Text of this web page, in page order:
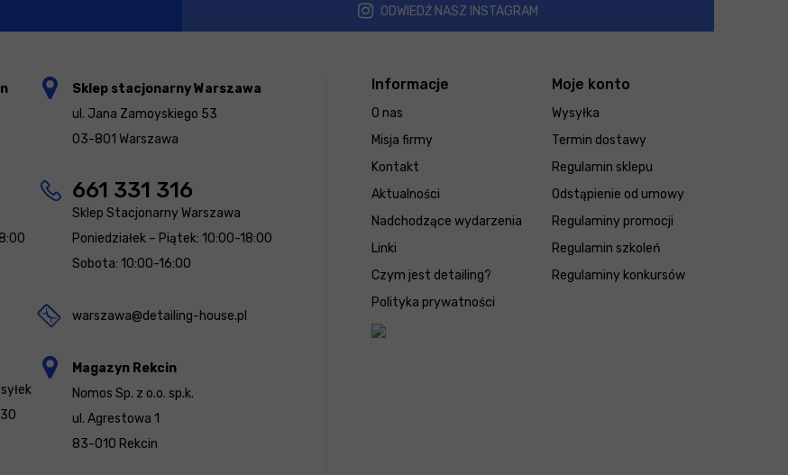
ODWIEDŹ NASZ INSTAGRAM
Informacje
O nas
Misja firmy
Kontakt
Aktualności
Nadchodzące wydarzenia
Linki
Czym jest detailing?
Polityka prywatności
Moje konto
Wysyłka
Termin dostawy
Regulamin sklepu
Odstąpienie od umowy
Regulaminy promocji
Regulamin szkoleń
Regulaminy konkursów
Sklep stacjonarny Warszawa
ul. Jana Zamoyskiego 53
03-801 Warszawa
661 331 316
Sklep Stacjonarny Warszawa
Poniedziałek – Piątek: 10:00-18:00
Sobota: 10:00-16:00
warszawa@detailing-house.pl
Magazyn Rekcin
Nomos Sp. z o.o. sp.k.
ul. Agrestowa 1
83-010 Rekcin